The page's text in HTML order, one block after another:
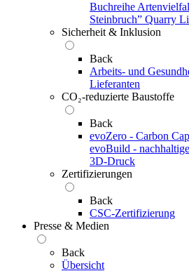
Buchreihe
Steinbruch” Quarry
Sicherheit & Inklusion
Back
Arbeits- und
Lieferanten
CO₂-reduzierte Baustoffe
Back
evoZero - Carbon
evoBuild -
3D-Druck
Zertifizierungen
Back
CSC-Zertifizierung
Presse & Medien
Back
Übersicht